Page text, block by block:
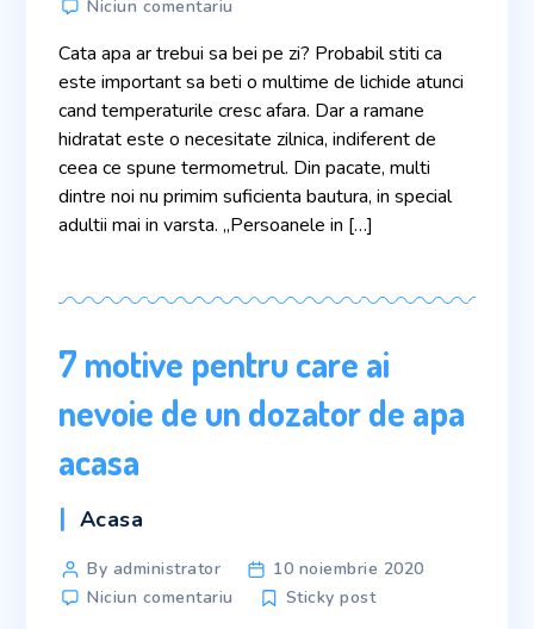
Niciun comentariu
Cata apa ar trebui sa bei pe zi? Probabil stiti ca
este important sa beti o multime de lichide atunci
cand temperaturile cresc afara. Dar a ramane
hidratat este o necesitate zilnica, indiferent de
ceea ce spune termometrul. Din pacate, multi
dintre noi nu primim suficienta bautura, in special
adultii mai in varsta. „Persoanele in […]
7 motive pentru care ai
nevoie de un dozator de apa
acasa
Acasa
By administrator
10 noiembrie 2020
Niciun comentariu
Sticky post